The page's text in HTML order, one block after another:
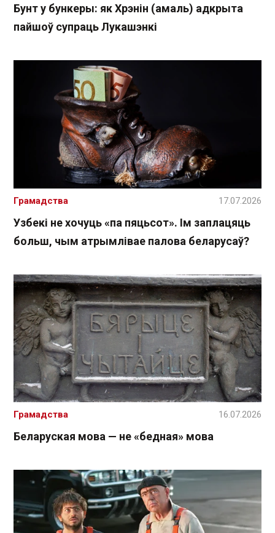
Бунт у бункеры: як Хрэнін (амаль) адкрыта
пайшоў супраць Лукашэнкі
Узбекі не хочуць «па пяцьсот». Ім заплацяць
больш, чым атрымлівае палова беларусаў?
Грамадства 17.07.2026
Беларуская мова — не «бедная» мова
Грамадства 16.07.2026